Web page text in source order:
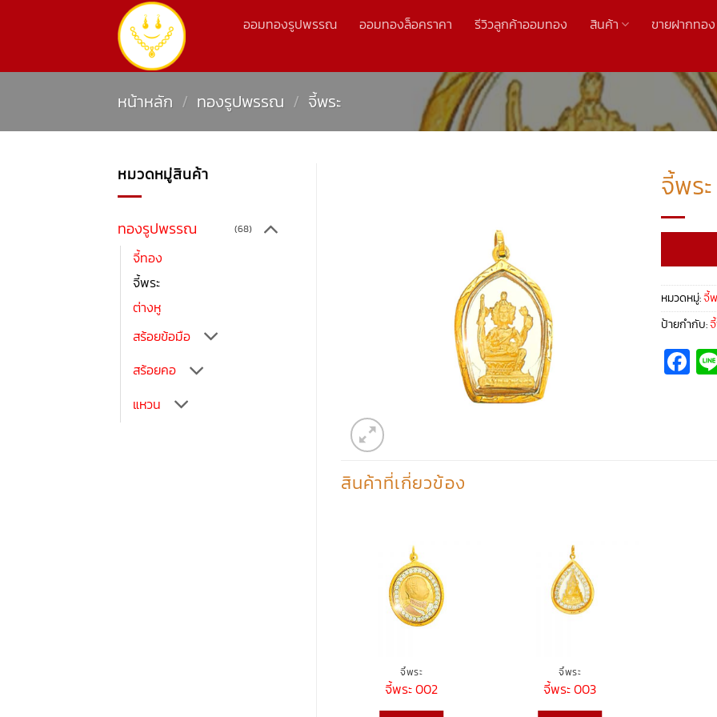
เนื้อหา
ออมทองรูปพรรณ ออมทองล็อคราคา รีวิวลูกค้าออมทอง สินค้า ขายฝากทอง
หน้าหลัก / ทองรูปพรรณ / จี้พระ
หมวดหมู่สินค้า
ทองรูปพรรณ (68)
จี้ทอง
จี้พระ
ต่างหู
สร้อยข้อมือ
สร้อยคอ
แหวน
จี้พร
หมวดหมู่:จี้
ป้ายกำกับ:
สินค้าที่เกี่ยวข้อง
จี้พระ
จี้พระ 002
จี้พระ
จี้พระ 003